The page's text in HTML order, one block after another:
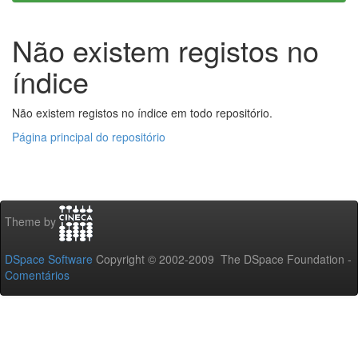
Não existem registos no
índice
Não existem registos no índice em todo repositório.
Página principal do repositório
Theme by
DSpace Software Copyright © 2002-2009 The DSpace Foundation -
Comentários